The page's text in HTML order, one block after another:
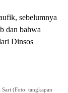
sebelumnya
dan bahwa
Dinsos
(Foto: tangkapan